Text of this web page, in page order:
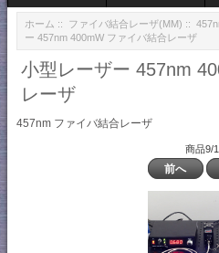
ホーム :: ファイバ結合レーザ(MM) ::
ー 457nm 400mW ファイバ結合レーザ
小型レーザー 457nm
レーザ
457nm ファイバ結合レーザ
商品9/
前へ